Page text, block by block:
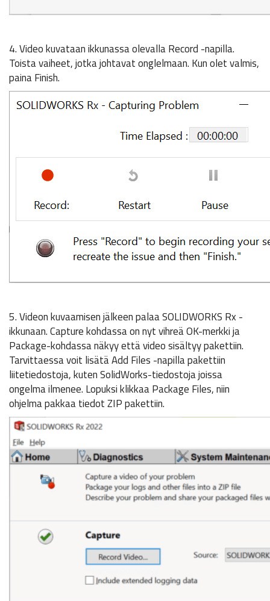
4. Video kuvataan ikkunassa olevalla Record -napilla.
Toista vaiheet, jotka johtavat onglelmaan. Kun olet valmis,
paina Finish.
5. Videon kuvaamisen jälkeen palaa SOLIDWORKS Rx -
ikkunaan. Capture kohdassa on nyt vihreä OK-merkki ja
Package-kohdassa näkyy että video sisältyy pakettiin.
Tarvittaessa voit lisätä Add Files -napilla pakettiin
liitetiedostoja, kuten SolidWorks-tiedostoja joissa
ongelma ilmenee. Lopuksi klikkaa Package Files, niin
ohjelma pakkaa tiedot ZIP pakettiin.